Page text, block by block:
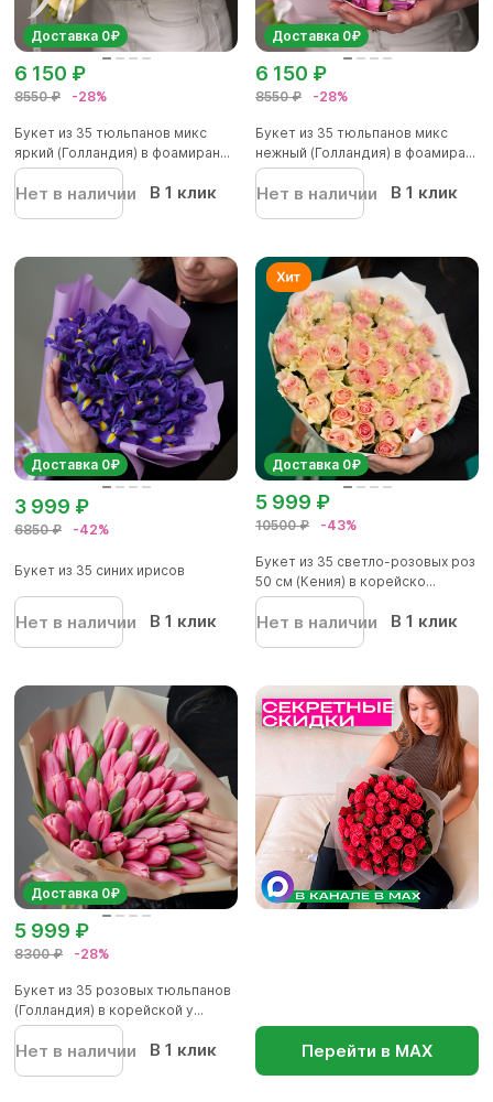
Доставка 0₽
8550 ₽ -28%
6 150 ₽
Букет из 35 тюльпанов микс
яркий (Голландия) в фоамиран...
Нет в наличии В 1 клик
Доставка 0₽
8550 ₽ -28%
6 150 ₽
Букет из 35 тюльпанов микс
нежный (Голландия) в фоамира...
Нет в наличии В 1 клик
Доставка 0₽
6850 ₽ -42%
3 999 ₽
Букет из 35 синих ирисов
Нет в наличии В 1 клик
Доставка 0₽
10500 ₽ -43%
5 999 ₽
Букет из 35 светло-розовых роз
50 см (Кения) в корейско...
Нет в наличии В 1 клик
Доставка 0₽
8300 ₽ -28%
5 999 ₽
Букет из 35 розовых тюльпанов
(Голландия) в корейской у...
Нет в наличии В 1 клик Перейти в МАХ